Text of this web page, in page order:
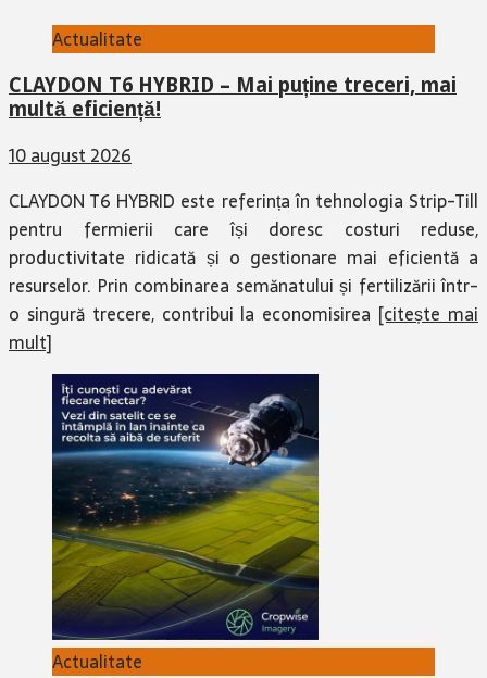
Actualitate
CLAYDON T6 HYBRID – Mai puține treceri, mai
multă eficiență!
10 august 2026
CLAYDON T6 HYBRID este referința în tehnologia Strip-Till
pentru fermierii care își doresc costuri reduse,
productivitate ridicată și o gestionare mai eficientă a
resurselor. Prin combinarea semănatului și fertilizării într-
o singură trecere, contribui la economisirea [citește mai
mult]
Actualitate